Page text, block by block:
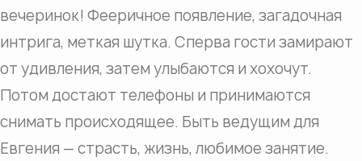
вечеринок! Фееричное появление, загадочная
интрига, меткая шутка. Сперва гости замирают
от удивления, затем улыбаются и хохочут.
Потом достают телефоны и принимаются
снимать происходящее. Быть ведущим для
Евгения — страсть, жизнь, любимое занятие.